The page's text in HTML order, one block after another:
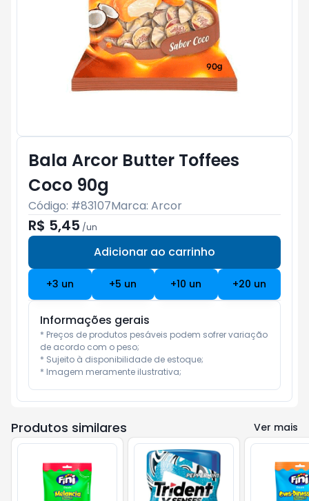
Bala Arcor Butter Toffees
Coco 90g
Código: #83107Marca: Arcor
R$ 5,45 /un
Adicionar ao carrinho
+3 un +5 un +10 un +20 un
Informações gerais
* Preços de produtos pesáveis podem sofrer variação
de acordo com o peso;
* Sujeito à disponibilidade de estoque;
* Imagem meramente ilustrativa;
Produtos similares Ver mais